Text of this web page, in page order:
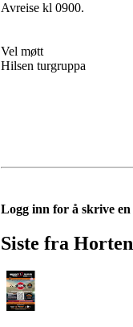
Avreise kl 0900.
Vel møtt
Hilsen turgruppa
Logg inn for å skrive
Siste fra